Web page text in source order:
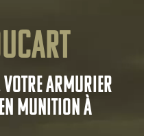
votre armurier
munition à